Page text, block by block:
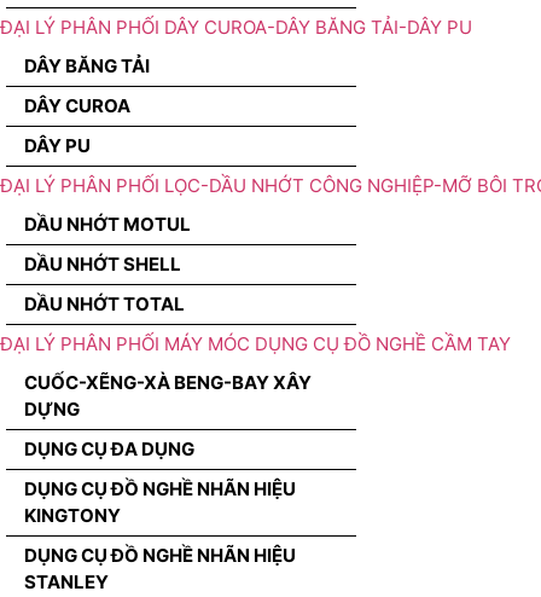
ĐẠI LÝ PHÂN PHỐI DÂY CUROA-DÂY BĂNG TẢI-DÂY PU
DÂY BĂNG TẢI
DÂY CUROA
DÂY PU
ĐẠI LÝ PHÂN PHỐI LỌC-DẦU NHỚT CÔNG NGHIỆP-MỠ BÔI
DẦU NHỚT MOTUL
DẦU NHỚT SHELL
DẦU NHỚT TOTAL
ĐẠI LÝ PHÂN PHỐI MÁY MÓC DỤNG CỤ ĐỒ NGHỀ CẦM TAY
CUỐC-XẼNG-XÀ BENG-BAY XÂY
DỰNG
DỤNG CỤ ĐA DỤNG
DỤNG CỤ ĐỒ NGHỀ NHÃN HIỆU
KINGTONY
DỤNG CỤ ĐỒ NGHỀ NHÃN HIỆU
STANLEY